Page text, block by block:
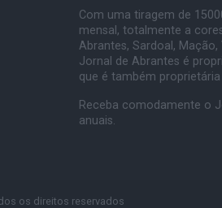
Com uma tiragem de
mensal, totalmente a
Abrantes, Sardoal, Mação,
Jornal de Abrantes é
que é também
Receba comodamente o
anuais.
os direitos reservados